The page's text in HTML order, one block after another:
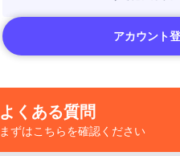
アカウント
よくある質問
まずはこちらを確認ください